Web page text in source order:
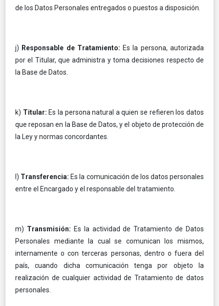
de los Datos Personales entregados o puestos a disposición.
j) Responsable de Tratamiento: Es la persona, autorizada
por el Titular, que administra y toma decisiones respecto de
la Base de Datos.
k) Titular: Es la persona natural a quien se refieren los datos
que reposan en la Base de Datos, y el objeto de protección de
la Ley y normas concordantes.
l) Transferencia: Es la comunicación de los datos personales
entre el Encargado y el responsable del tratamiento.
m) Transmisión: Es la actividad de Tratamiento de Datos
Personales mediante la cual se comunican los mismos,
internamente o con terceras personas, dentro o fuera del
país, cuando dicha comunicación tenga por objeto la
realización de cualquier actividad de Tratamiento de datos
personales.